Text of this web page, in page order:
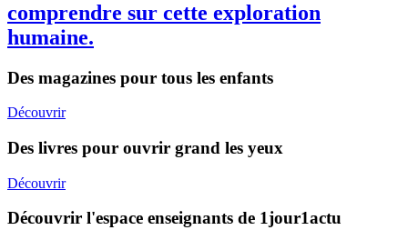
comprendre sur cette exploration
humaine.
Des magazines pour tous les enfants
Découvrir
Des livres pour ouvrir grand les yeux
Découvrir
Découvrir l'espace enseignants de 1jour1actu